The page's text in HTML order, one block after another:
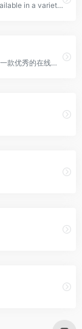
Access over 900 material system icons, available in a variety of sizes and densities, and as a web font.
最简单的在线生成中文字云的网站，易词云是一款优秀的在线中文词云生成网站，具有分词功能，内含多种形状模板，不同的配色方案，可供选择